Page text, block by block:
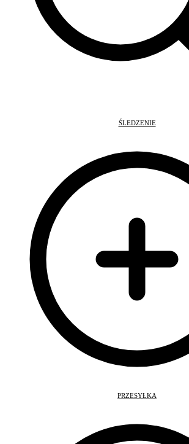
ŚLEDZENIE
PRZESYŁKA